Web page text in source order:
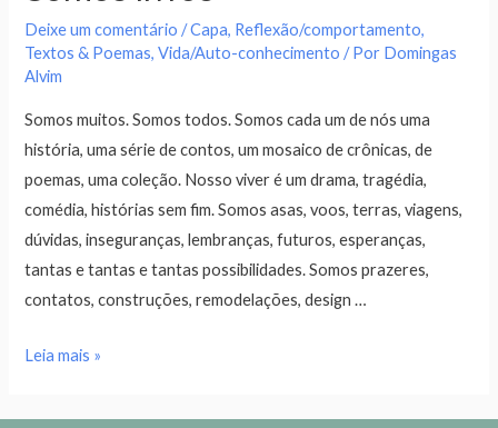
Deixe um comentário /Capa, Reflexão/comportamento,
Textos & Poemas,Vida/Auto-conhecimento / Por Domingas
Alvim
Somos muitos. Somos todos. Somos cada um de nós uma
história, uma série de contos, um mosaico de crônicas, de
poemas, uma coleção. Nosso viver é um drama, tragédia,
comédia, histórias sem fim. Somos asas, voos, terras, viagens,
dúvidas, inseguranças, lembranças, futuros, esperanças,
tantas e tantas e tantas possibilidades. Somos prazeres,
contatos, construções, remodelações, design …
Leia mais »